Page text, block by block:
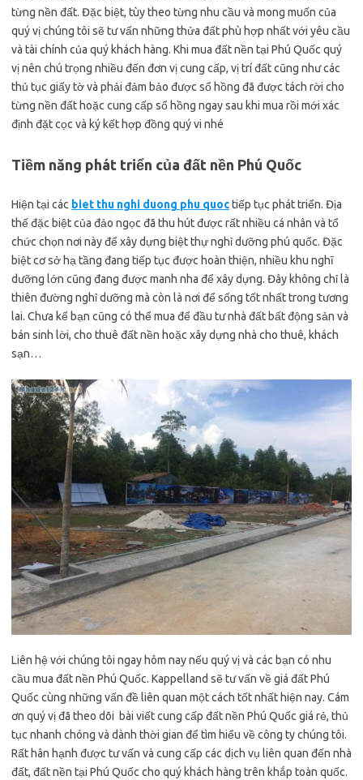
từng nền đất. Đặc biệt, tùy theo từng nhu cầu và mong muốn của
quý vị chúng tôi sẽ tư vấn những thửa đất phù hợp nhất với yêu cầu
và tài chính của quý khách hàng. Khi mua đất nền tại Phú Quốc quý
vị nên chú trọng nhiều đến đơn vị cung cấp, vị trí đất cũng như các
thủ tục giấy tờ và phải đảm bảo được sổ hồng đã được tách rời cho
từng nền đất hoặc cung cấp sổ hồng ngay sau khi mua rồi mới xác
định đặt cọc và ký kết hợp đồng quý vi nhé
Tiềm năng phát triển của đất nền Phú Quốc
Hiện tại các biet thu nghi duong phu quoctiếp tục phát triển. Địa
thế đặc biệt của đảo ngọc đã thu hút được rất nhiều cá nhân và tổ
chức chọn nơi này để xây dựng biệt thự nghỉ dưỡng phú quốc. Đặc
biệt cơ sở hạ tầng đang tiếp tục được hoàn thiện, nhiều khu nghĩ
dưỡng lớn cũng đang được manh nha để xây dựng. Đây không chỉ là
thiên đường nghỉ dưỡng mà còn là nơi để sống tốt nhất trong tương
lai. Chưa kể bạn cũng có thể mua để đầu tư nhà đất bất động sản và
bán sinh lời, cho thuê đất nền hoặc xây dựng nhà cho thuê, khách
sạn…
Liên hệ với chúng tôi ngay hôm nay nếu quý vị và các bạn có nhu
cầu mua đất nền Phú Quốc. Kappelland sẽ tư vấn về giá đất Phú
Quốc cùng những vấn đề liên quan một cách tốt nhất hiện nay. Cám
ơn quý vị đã theo dõi bài viết cung cấp đất nền Phú Quốc giá rẻ, thủ
tục nhanh chóng và dành thời gian để tìm hiểu về công ty chúng tôi.
Rất hân hạnh được tư vấn và cung cấp các dịch vụ liên quan đến nhà
đất, đất nền tại Phú Quốc cho quý khách hàng trên khắp toàn quốc.